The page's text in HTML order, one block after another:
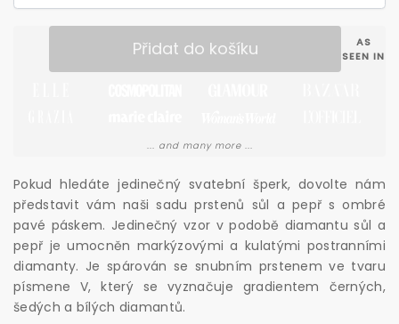
Pokud hledáte jedinečný svatební šperk, dovolte nám
představit vám naši sadu prstenů sůl a pepř s ombré
pavé páskem. Jedinečný vzor v podobě diamantu sůl a
pepř je umocněn markýzovými a kulatými postranními
diamanty. Je spárován se snubním prstenem ve tvaru
písmene V, který se vyznačuje gradientem černých,
šedých a bílých diamantů.
Přidat do košíku
AS
SEEN IN
... and many more ...